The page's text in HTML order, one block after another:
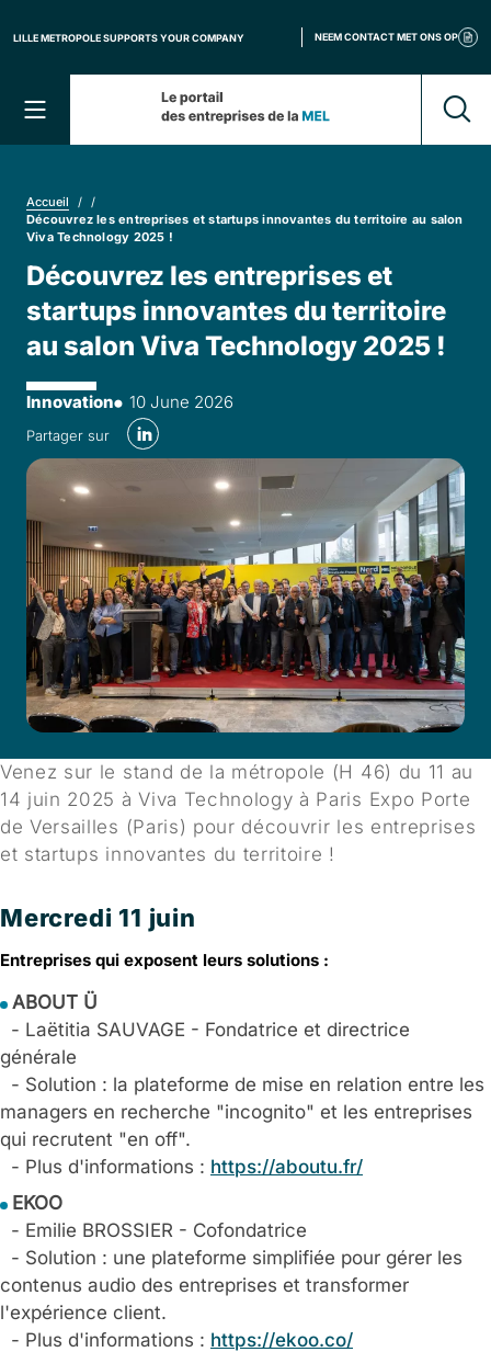
LILLE METROPOLE SUPPORTS YOUR COMPANY NEEM CONTACT MET ONS OP
Que
Accueil / /
Découvrez les entreprises et startups innovantes du territoire au salon
Viva Technology 2025 !
Découvrez les entreprises et
startups innovantes du territoire
au salon Viva Technology 2025 !
Innovation 10 June 2026
Partager sur Linkedin
Venez sur le stand de la métropole (H 46) du 11 au
14 juin 2025 à Viva Technology à Paris Expo Porte
de Versailles (Paris) pour découvrir les entreprises
et startups innovantes du territoire !
Mercredi 11 juin
Entreprises qui exposent leurs solutions :
ABOUT Ü
- Laëtitia SAUVAGE - Fondatrice et directrice
générale
- Solution : la plateforme de mise en relation entre les
managers en recherche "incognito" et les entreprises
qui recrutent "en off".
- Plus d'informations : https://aboutu.fr/
EKOO
- Emilie BROSSIER - Cofondatrice
- Solution : une plateforme simplifiée pour gérer les
contenus audio des entreprises et transformer
l'expérience client.
- Plus d'informations : https://ekoo.co/